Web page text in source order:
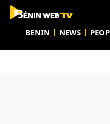
BENIN NEWS